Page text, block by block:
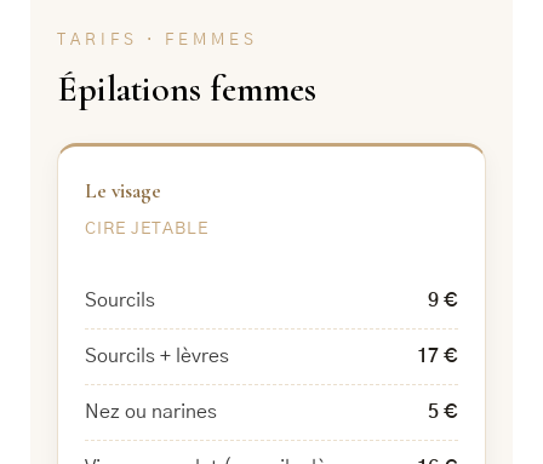
TARIFS · FEMMES
Épilations femmes
Le visage
CIRE JETABLE
Sourcils 9 €
Sourcils + lèvres 17 €
Nez ou narines 5 €